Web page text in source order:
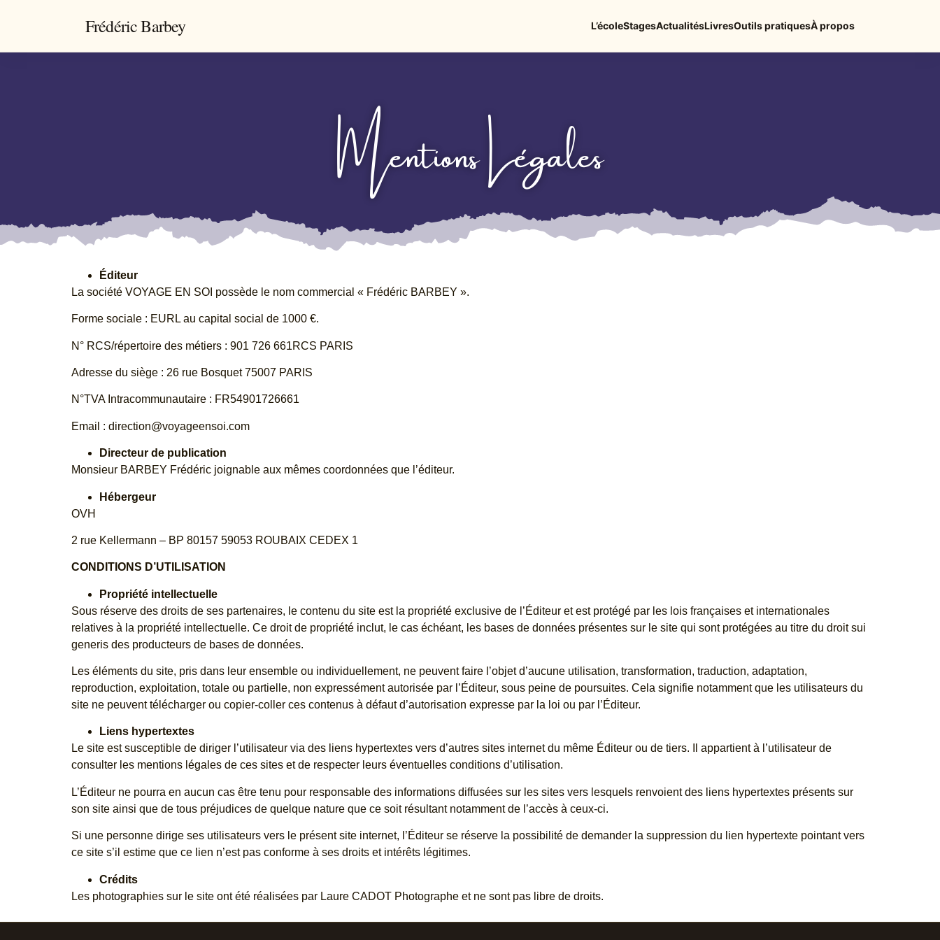
Frédéric Barbey L’écoleStagesActualitésLivresOutils pratiquesÀ propos
Mentions Légales
Éditeur
La société VOYAGE EN SOI possède le nom commercial « Frédéric BARBEY ».
Forme sociale : EURL au capital social de 1000 €.
N° RCS/répertoire des métiers : 901 726 661RCS PARIS
Adresse du siège : 26 rue Bosquet 75007 PARIS
N°TVA Intracommunautaire : FR54901726661
Email : direction@voyageensoi.com
Directeur de publication
Monsieur BARBEY Frédéric joignable aux mêmes coordonnées que l’éditeur.
Hébergeur
OVH
2 rue Kellermann – BP 80157 59053 ROUBAIX CEDEX 1
CONDITIONS D’UTILISATION
Propriété intellectuelle
Sous réserve des droits de ses partenaires, le contenu du site est la propriété exclusive de l’Éditeur et est protégé par les lois françaises et internationales
relatives à la propriété intellectuelle. Ce droit de propriété inclut, le cas échéant, les bases de données présentes sur le site qui sont protégées au titre du droit sui
generis des producteurs de bases de données.
Les éléments du site, pris dans leur ensemble ou individuellement, ne peuvent faire l’objet d’aucune utilisation, transformation, traduction, adaptation,
reproduction, exploitation, totale ou partielle, non expressément autorisée par l’Éditeur, sous peine de poursuites. Cela signifie notamment que les utilisateurs du
site ne peuvent télécharger ou copier-coller ces contenus à défaut d’autorisation expresse par la loi ou par l’Éditeur.
Liens hypertextes
Le site est susceptible de diriger l’utilisateur via des liens hypertextes vers d’autres sites internet du même Éditeur ou de tiers. Il appartient à l’utilisateur de
consulter les mentions légales de ces sites et de respecter leurs éventuelles conditions d’utilisation.
L’Éditeur ne pourra en aucun cas être tenu pour responsable des informations diffusées sur les sites vers lesquels renvoient des liens hypertextes présents sur
son site ainsi que de tous préjudices de quelque nature que ce soit résultant notamment de l’accès à ceux-ci.
Si une personne dirige ses utilisateurs vers le présent site internet, l’Éditeur se réserve la possibilité de demander la suppression du lien hypertexte pointant vers
ce site s’il estime que ce lien n’est pas conforme à ses droits et intérêts légitimes.
Crédits
Les photographies sur le site ont été réalisées par Laure CADOT Photographe et ne sont pas libre de droits.